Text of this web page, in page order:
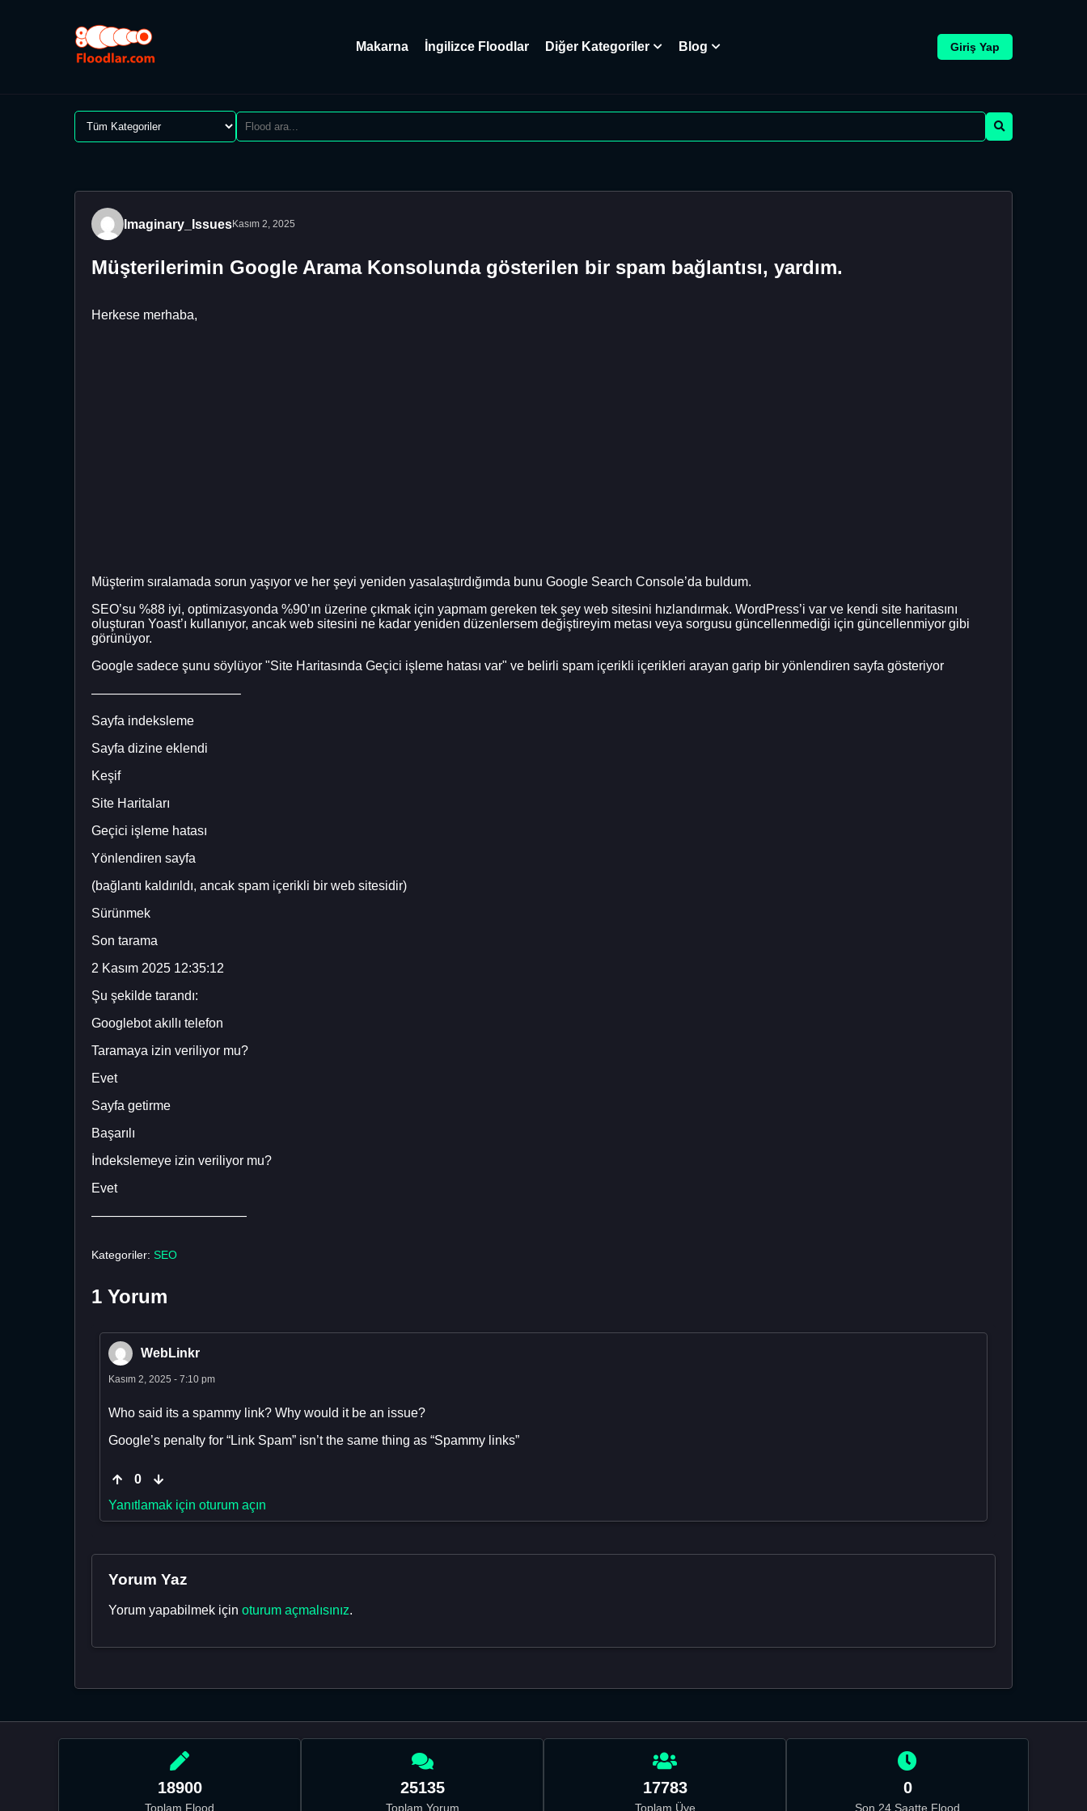
Makarna İngilizce Floodlar Diğer Kategoriler Blog Giriş Yap
Imaginary_IssuesKasım 2, 2025
Müşterilerimin Google Arama Konsolunda gösterilen bir spam bağlantısı, yardım.
Herkese merhaba,
Müşterim sıralamada sorun yaşıyor ve her şeyi yeniden yasalaştırdığımda bunu Google Search Console’da buldum.
SEO’su %88 iyi, optimizasyonda %90’ın üzerine çıkmak için yapmam gereken tek şey web sitesini hızlandırmak. WordPress’i var ve kendi site haritasını
oluşturan Yoast’ı kullanıyor, ancak web sitesini ne kadar yeniden düzenlersem değiştireyim metası veya sorgusu güncellenmediği için güncellenmiyor gibi
görünüyor.
Google sadece şunu söylüyor "Site Haritasında Geçici işleme hatası var" ve belirli spam içerikli içerikleri arayan garip bir yönlendiren sayfa gösteriyor
———————————–
Sayfa indeksleme
Sayfa dizine eklendi
Keşif
Site Haritaları
Geçici işleme hatası
Yönlendiren sayfa
(bağlantı kaldırıldı, ancak spam içerikli bir web sitesidir)
Sürünmek
Son tarama
2 Kasım 2025 12:35:12
Şu şekilde tarandı:
Googlebot akıllı telefon
Taramaya izin veriliyor mu?
Evet
Sayfa getirme
Başarılı
İndekslemeye izin veriliyor mu?
Evet
————————————
Kategoriler: SEO
1 Yorum
WebLinkr
Kasım 2, 2025 - 7:10 pm
Who said its a spammy link? Why would it be an issue?
Google’s penalty for “Link Spam” isn’t the same thing as “Spammy links”
0
Yanıtlamak için oturum açın
Yorum Yaz
Yorum yapabilmek için oturum açmalısınız.
18900
Toplam Flood
25135
Toplam Yorum
17783
Toplam Üye
0
Son 24 Saatte Flood